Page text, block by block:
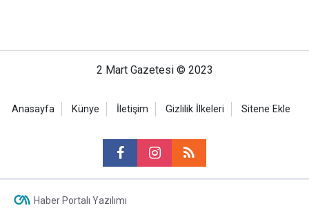
2 Mart Gazetesi © 2023
Anasayfa Künye İletişim Gizlilik İlkeleri Sitene Ekle
Haber Portalı Yazılımı